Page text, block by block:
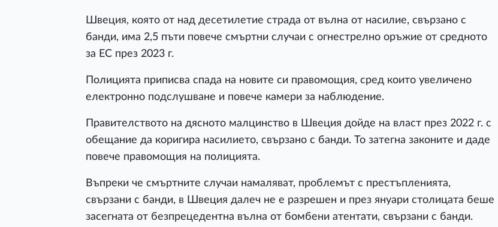
Швеция, която от над десетилетие страда от вълна от насилие, свързано с
банди, има 2,5 пъти повече смъртни случаи с огнестрелно оръжие от средното
за ЕС през 2023 г.
Полицията приписва спада на новите си правомощия, сред които увеличено
електронно подслушване и повече камери за наблюдение.
Правителството на дясното малцинство в Швеция дойде на власт през 2022 г. с
обещание да коригира насилието, свързано с банди. То затегна законите и даде
повече правомощия на полицията.
Въпреки че смъртните случаи намаляват, проблемът с престъпленията,
свързани с банди, в Швеция далеч не е разрешен и през януари столицата беше
засегната от безпрецедентна вълна от бомбени атентати, свързани с банди.